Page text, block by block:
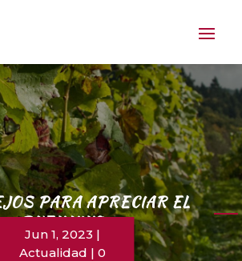
PARA APRECIAR EL
BUEN VINO
Jun 1, 2023
Actualidad
0